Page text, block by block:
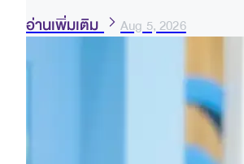
อ่านเพิ่มเติม Aug 5, 2026